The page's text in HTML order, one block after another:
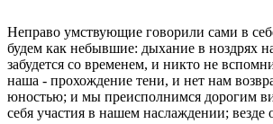
Неправо умствующие говорили сами в
будем как небывшие: дыхание в ноздрях
забудется со временем, и никто не
наша - прохождение тени, и нет нам
юностью; и мы преисполнимся дорогим
себя участия в нашем наслаждении;